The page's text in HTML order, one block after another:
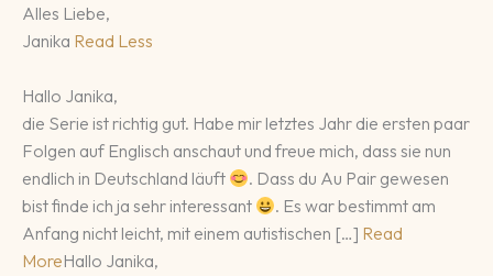
Alles Liebe,
Janika Read Less
Hallo Janika,
die Serie ist richtig gut. Habe mir letztes Jahr die ersten paar
Folgen auf Englisch anschaut und freue mich, dass sie nun
endlich in Deutschland läuft
. Dass du Au Pair gewesen
bist finde ich ja sehr interessant
. Es war bestimmt am
Anfang nicht leicht, mit einem autistischen […] Read
MoreHallo Janika,